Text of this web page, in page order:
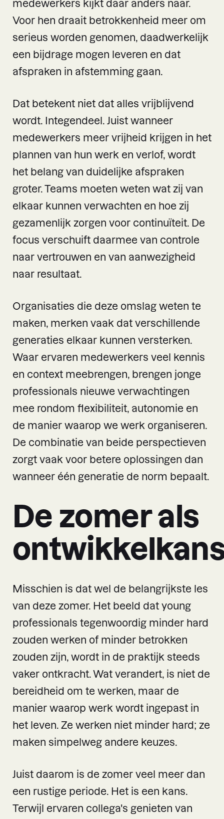
medewerkers kijkt daar anders naar.
Voor hen draait betrokkenheid meer om
serieus worden genomen, daadwerkelijk
een bijdrage mogen leveren en dat
afspraken in afstemming gaan.
Dat betekent niet dat alles vrijblijvend
wordt. Integendeel. Juist wanneer
medewerkers meer vrijheid krijgen in het
plannen van hun werk en verlof, wordt
het belang van duidelijke afspraken
groter. Teams moeten weten wat zij van
elkaar kunnen verwachten en hoe zij
gezamenlijk zorgen voor continuïteit. De
focus verschuift daarmee van controle
naar vertrouwen en van aanwezigheid
naar resultaat.
Organisaties die deze omslag weten te
maken, merken vaak dat verschillende
generaties elkaar kunnen versterken.
Waar ervaren medewerkers veel kennis
en context meebrengen, brengen jonge
professionals nieuwe verwachtingen
mee rondom flexibiliteit, autonomie en
de manier waarop we werk organiseren.
De combinatie van beide perspectieven
zorgt vaak voor betere oplossingen dan
wanneer één generatie de norm bepaalt.
De zomer als
Misschien is dat wel de belangrijkste les
van deze zomer. Het beeld dat young
professionals tegenwoordig minder hard
zouden werken of minder betrokken
zouden zijn, wordt in de praktijk steeds
vaker ontkracht. Wat verandert, is niet de
bereidheid om te werken, maar de
manier waarop werk wordt ingepast in
het leven. Ze werken niet minder hard; ze
maken simpelweg andere keuzes.
Juist daarom is de zomer veel meer dan
een rustige periode. Het is een kans.
Terwijl ervaren collega's genieten van